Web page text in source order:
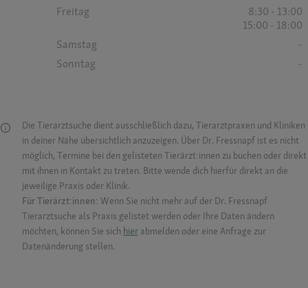
Freitag
8:30 - 13:00
15:00 - 18:00
Samstag
-
Sonntag
-
Die Tierarztsuche dient ausschließlich dazu, Tierarztpraxen und Kliniken
in deiner Nähe übersichtlich anzuzeigen. Über Dr. Fressnapf ist es nicht
möglich, Termine bei den gelisteten Tierärzt:innen zu buchen oder direkt
mit ihnen in Kontakt zu treten. Bitte wende dich hierfür direkt an die
jeweilige Praxis oder Klinik.
Für Tierärzt:innen: Wenn Sie nicht mehr auf der Dr. Fressnapf
Tierarztsuche als Praxis gelistet werden oder Ihre Daten ändern
möchten, können Sie sich hier abmelden oder eine Anfrage zur
Datenänderung stellen.